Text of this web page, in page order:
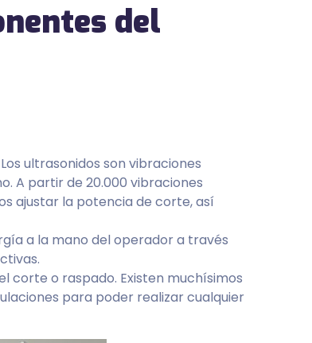
del
ultrasonidos son vibraciones
A partir de 20.000 vibraciones
ajustar la potencia de corte, así
a la mano del operador a través
corte o raspado. Existen muchísimos
para poder realizar cualquier